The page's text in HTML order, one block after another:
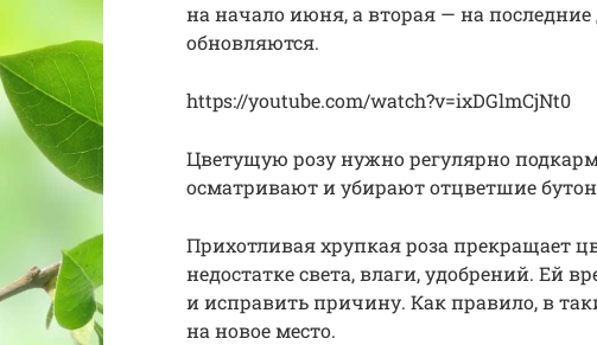
на начало июня, а вторая — на
обновляются.
https://youtube.com/watch?v=ixDGlmCjNt0
Цветущую розу нужно регулярно
осматривают и убирают отцветшие
Прихотливая хрупкая роза прекращает
недостатке света, влаги, удобрений. Ей
и исправить причину. Как правило, в
на новое место.